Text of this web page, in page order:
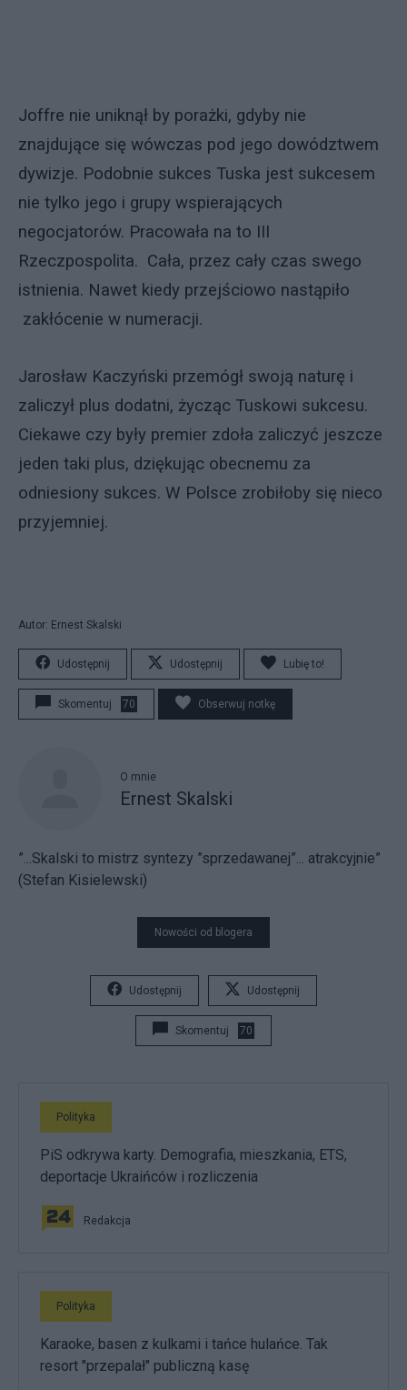
Joffre nie uniknął by porażki, gdyby nie
znajdujące się wówczas pod jego dowództwem
dywizje. Podobnie sukces Tuska jest sukcesem
nie tylko jego i grupy wspierających
negocjatorów. Pracowała na to III
Rzeczpospolita. Cała, przez cały czas swego
istnienia. Nawet kiedy przejściowo nastąpiło
zakłócenie w numeracji.
Jarosław Kaczyński przemógł swoją naturę i
zaliczył plus dodatni, życząc Tuskowi sukcesu.
Ciekawe czy były premier zdoła zaliczyć jeszcze
jeden taki plus, dziękując obecnemu za
odniesiony sukces. W Polsce zrobiłoby się nieco
przyjemniej.
Autor: Ernest Skalski
Udostępnij Udostępnij Lubię to!
Skomentuj 70 Obserwuj notkę
O mnie
Ernest Skalski
”...Skalski to mistrz syntezy ”sprzedawanej”... atrakcyjnie”
(Stefan Kisielewski)
Nowości od blogera
Udostępnij Udostępnij
Skomentuj 70
Polityka
PiS odkrywa karty. Demografia, mieszkania, ETS,
deportacje Ukraińców i rozliczenia
Redakcja
Polityka
Karaoke, basen z kulkami i tańce hulańce. Tak
resort "przepalał" publiczną kasę